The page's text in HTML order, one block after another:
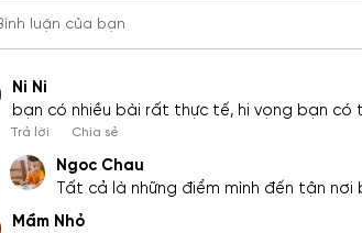
luận của bạn
Ni Ni
bạn có nhiều bài rất thực tế, hi vọng bạn có
Trả lời Chia sẻ
Ngoc Chau
Tất cả là những điểm mình đến tận
Mầm Nhỏ